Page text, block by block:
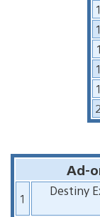
Ad-
1
Destiny